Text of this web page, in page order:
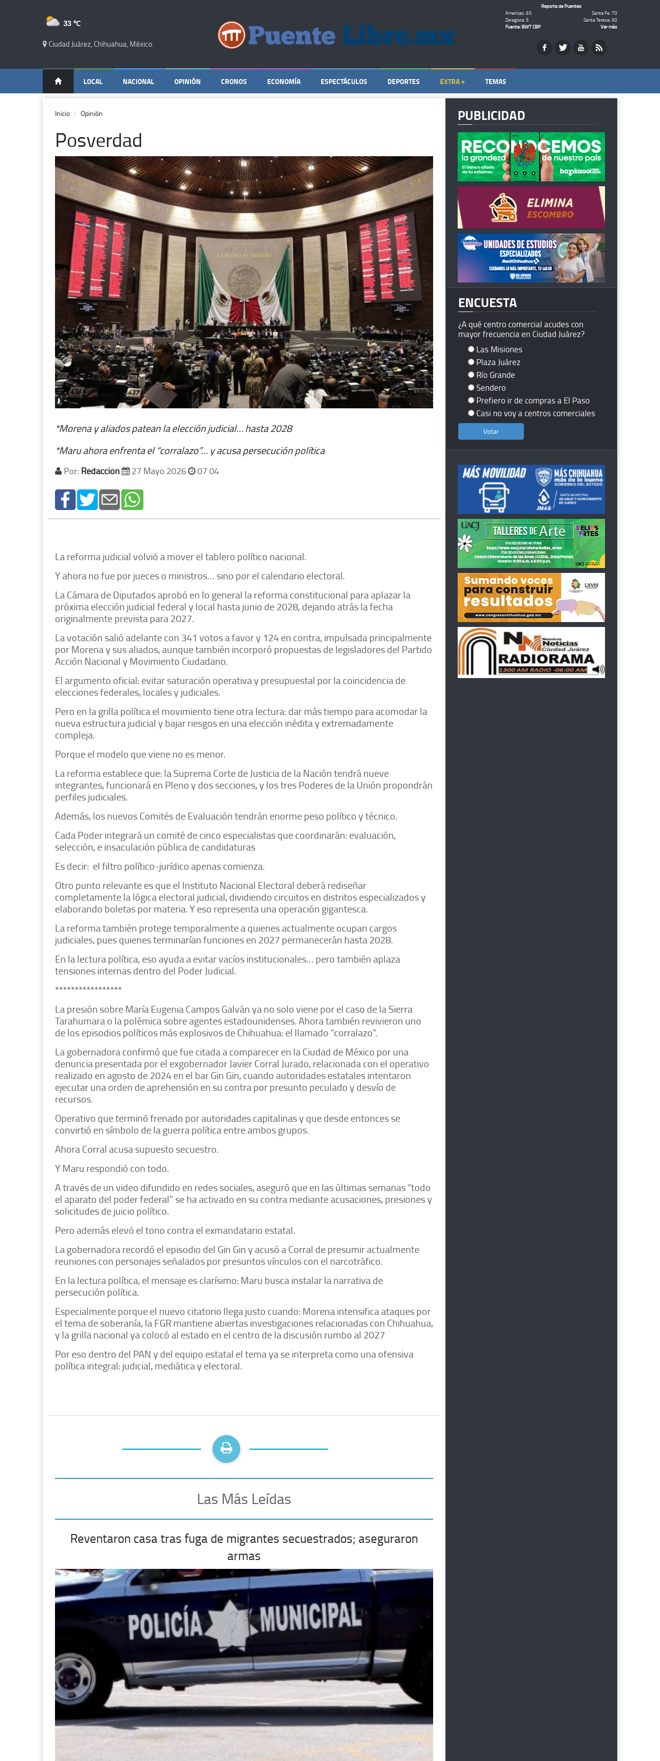
33 ℃
Ciudad Juárez, Chihuahua, México.
Reporte de Puentes
Americas: 65
Santa Fe: 70
Zaragoza: 5
Santa Teresa: 30
Fuente: BWT CBP
Ver más
LOCAL NACIONAL OPINIÓN CRONOS ECONOMÍA ESPECTÁCULOS DEPORTES EXTRA + TEMAS
Inicio Opinión
Posverdad
*Morena y aliados patean la elección judicial… hasta 2028
*Maru ahora enfrenta el “corralazo”… y acusa persecución política
Por: Redacción 27 Mayo 2026 07 04
La reforma judicial volvió a mover el tablero político nacional.
Y ahora no fue por jueces o ministros… sino por el calendario electoral.
La Cámara de Diputados aprobó en lo general la reforma constitucional para aplazar la
próxima elección judicial federal y local hasta junio de 2028, dejando atrás la fecha
originalmente prevista para 2027.
La votación salió adelante con 341 votos a favor y 124 en contra, impulsada principalmente
por Morena y sus aliados, aunque también incorporó propuestas de legisladores del Partido
Acción Nacional y Movimiento Ciudadano.
El argumento oficial: evitar saturación operativa y presupuestal por la coincidencia de
elecciones federales, locales y judiciales.
Pero en la grilla política el movimiento tiene otra lectura: dar más tiempo para acomodar la
nueva estructura judicial y bajar riesgos en una elección inédita y extremadamente
compleja.
Porque el modelo que viene no es menor.
La reforma establece que: la Suprema Corte de Justicia de la Nación tendrá nueve
integrantes, funcionará en Pleno y dos secciones, y los tres Poderes de la Unión propondrán
perfiles judiciales.
Además, los nuevos Comités de Evaluación tendrán enorme peso político y técnico.
Cada Poder integrará un comité de cinco especialistas que coordinarán: evaluación,
selección, e insaculación pública de candidaturas
Es decir: el filtro político-jurídico apenas comienza.
Otro punto relevante es que el Instituto Nacional Electoral deberá rediseñar
completamente la lógica electoral judicial, dividiendo circuitos en distritos especializados y
elaborando boletas por materia. Y eso representa una operación gigantesca.
La reforma también protege temporalmente a quienes actualmente ocupan cargos
judiciales, pues quienes terminarían funciones en 2027 permanecerán hasta 2028.
En la lectura política, eso ayuda a evitar vacíos institucionales… pero también aplaza
tensiones internas dentro del Poder Judicial.
*****************
La presión sobre María Eugenia Campos Galván ya no solo viene por el caso de la Sierra
Tarahumara o la polémica sobre agentes estadounidenses. Ahora también revivieron uno
de los episodios políticos más explosivos de Chihuahua: el llamado “corralazo”.
La gobernadora confirmó que fue citada a comparecer en la Ciudad de México por una
denuncia presentada por el exgobernador Javier Corral Jurado, relacionada con el operativo
realizado en agosto de 2024 en el bar Gin Gin, cuando autoridades estatales intentaron
ejecutar una orden de aprehensión en su contra por presunto peculado y desvío de
recursos.
Operativo que terminó frenado por autoridades capitalinas y que desde entonces se
convirtió en símbolo de la guerra política entre ambos grupos.
Ahora Corral acusa supuesto secuestro.
Y Maru respondió con todo.
A través de un video difundido en redes sociales, aseguró que en las últimas semanas “todo
el aparato del poder federal” se ha activado en su contra mediante acusaciones, presiones y
solicitudes de juicio político.
Pero además elevó el tono contra el exmandatario estatal.
La gobernadora recordó el episodio del Gin Gin y acusó a Corral de presumir actualmente
reuniones con personajes señalados por presuntos vínculos con el narcotráfico.
En la lectura política, el mensaje es clarísimo: Maru busca instalar la narrativa de
persecución política.
Especialmente porque el nuevo citatorio llega justo cuando: Morena intensifica ataques por
el tema de soberanía, la FGR mantiene abiertas investigaciones relacionadas con Chihuahua,
y la grilla nacional ya colocó al estado en el centro de la discusión rumbo al 2027
Por eso dentro del PAN y del equipo estatal el tema ya se interpreta como una ofensiva
política integral: judicial, mediática y electoral.
Las Más Leídas
Reventaron casa tras fuga de migrantes secuestrados; aseguraron
armas
PUBLICIDAD
ENCUESTA
¿A qué centro comercial acudes con
mayor frecuencia en Ciudad Juárez?
Las Misiones
Plaza Juárez
Río Grande
Sendero
Prefiero ir de compras a El Paso
Casi no voy a centros comerciales